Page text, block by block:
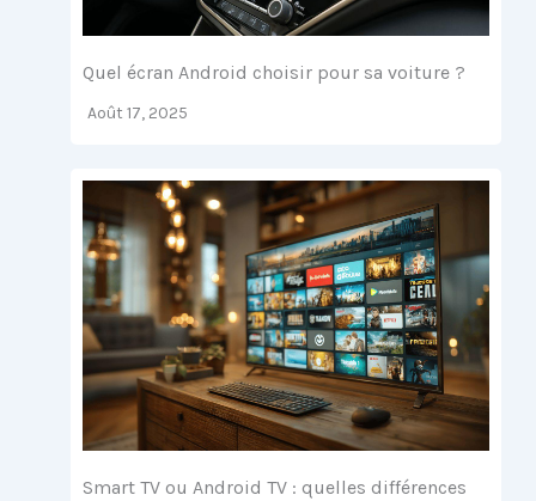
Quel écran Android choisir pour sa voiture ?
Août 17, 2025
Smart TV ou Android TV : quelles différences